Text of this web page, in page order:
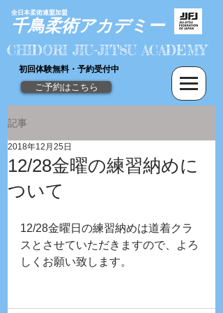
​千鳥柔術アカデミー
全日本柔術連盟加盟
CHIDORI JIU-JITSU ACADEMY
初回体験無料・予約受付中
ご予約はこちら
記事
12/28金曜の練習納めに
ついて
2018年12月25日
12/28金曜日の練習納めは道着クラ
スとさせていただきますので、よろ
しくお願い致します。